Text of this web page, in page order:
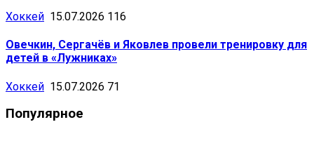
Хоккей 15.07.2026 116
Овечкин, Сергачёв и Яковлев провели тренировку для
детей в «Лужниках»
Хоккей 15.07.2026 71
Популярное